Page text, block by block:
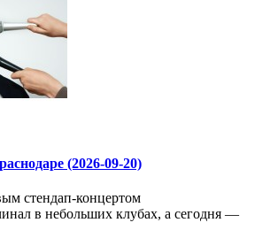
(2026-09-20)
стендап-концертом
в небольших клубах, а сегодня —